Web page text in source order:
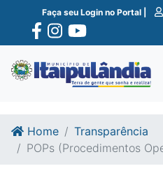
Ir para o conte�do
Ir para o fim do conte�do
Faça seu Login no Portal |
Home
Transparência
POPs (Procedimentos